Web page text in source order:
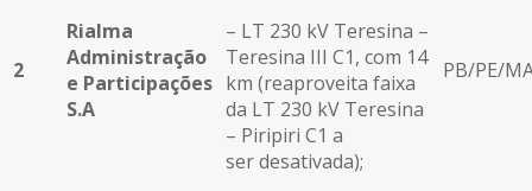
2
Rialma
Administração
e Participações
S.A
– LT 230 kV Teresina –
Teresina III C1, com 14
km (reaproveita faixa
da LT 230 kV Teresina
– Piripiri C1 a
ser desativada);
PB/PE/